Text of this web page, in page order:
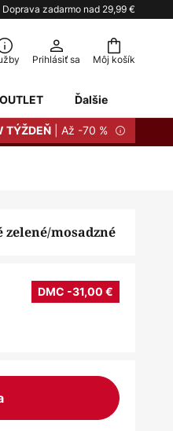
Doprava zadarmo nad 29,99 €
Môj košík
Prihlásiť sa
OUTLET Ďalšie
TÝŽDEŇ | Až -70 %
mosadzné
DMC -31,00 €